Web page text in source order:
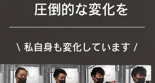
​圧倒的な変化を
\​ 私自身も変化しています /